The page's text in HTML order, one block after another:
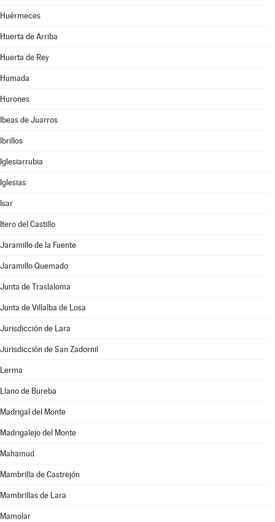
Huérmeces
Huerta de Arriba
Huerta de Rey
Humada
Hurones
Ibeas de Juarros
Ibrillos
Iglesiarrubia
Iglesias
Isar
Itero del Castillo
Jaramillo de la Fuente
Jaramillo Quemado
Junta de Traslaloma
Junta de Villalba de Losa
Jurisdicción de Lara
Jurisdicción de San Zadornil
Lerma
Llano de Bureba
Madrigal del Monte
Madrigalejo del Monte
Mahamud
Mambrilla de Castrejón
Mambrillas de Lara
Mamolar